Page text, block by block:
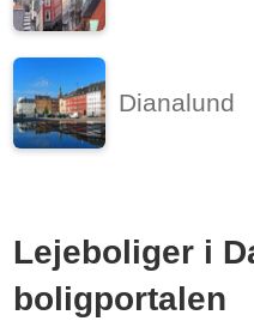
Dianalund
Lejeboliger i
boligportalen